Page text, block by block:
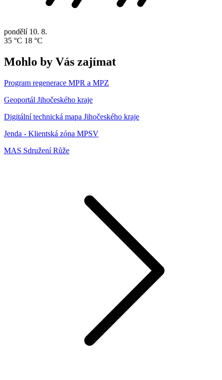
pondělí 10. 8.
35 °C 18 °C
Mohlo by Vás zajímat
Program regenerace MPR a MPZ
Geoportál Jihočeského kraje
Digitální technická mapa Jihočeského kraje
Jenda - Klientská zóna MPSV
MAS Sdružení Růže